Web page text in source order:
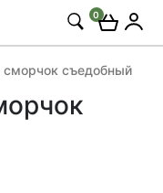
0
сморчок съедобный